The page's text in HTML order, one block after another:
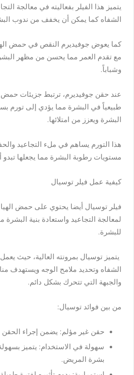
يتميز هذا الفيلر بفعاليته في معالجة
الشفاه كما يمكن أن يخفف من ندوب
كما يعوض جوفيديرم النقص في حمض
مع تقدم العمر مما يحسن من مظهر
وشباباً.
عند حقن جوفيديرم، ترتبط جزيئات حمض
طبيعياً في البشرة مما يؤدي إلى تورم
البشرة ويعزز من امتلائها.
هذا التورم يساهم في ملء التجاعيد
مستويات رطوبة البشرة مما يجعلها
كيفية عمل فيلر توسيال
فيلر توسيال أيضا يحتوي على حمض
لمعالجة التجاعيد واستعادة بنية البشرة
للبشرة.
يتميز توسيال بمرونته العالية، حيث
الشفاه وتحديد ملامح الوجه ويستهدف
والجبهة التي تتحرك بشكل دائم.
من بين فوائد توسيال:
حقن غير مؤلم: يضمن إجراء
سهولة في الاستخدام: يتميز
بشرة المريض.